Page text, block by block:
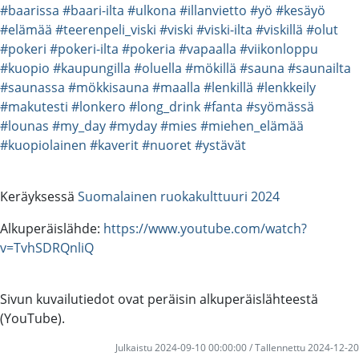
#baarissa #baari-ilta #ulkona #illanvietto #yö #kesäyö
#elämää #teerenpeli_viski #viski #viski-ilta #viskillä #olut
#pokeri #pokeri-ilta #pokeria #vapaalla #viikonloppu
#kuopio #kaupungilla #oluella #mökillä #sauna #saunailta
#saunassa #mökkisauna #maalla #lenkillä #lenkkeily
#makutesti #lonkero #long_drink#fanta #syömässä
#lounas #my_day#myday#mies #miehen_elämää
#kuopiolainen #kaverit#nuoret#ystävät
Keräyksessä Suomalainen ruokakulttuuri 2024
Alkuperäislähde: https://www.youtube.com/watch?
v=TvhSDRQnliQ
Sivun kuvailutiedot ovat peräisin alkuperäislähteestä
(YouTube).
Julkaistu 2024-09-10 00:00:00 / Tallennettu 2024-12-20